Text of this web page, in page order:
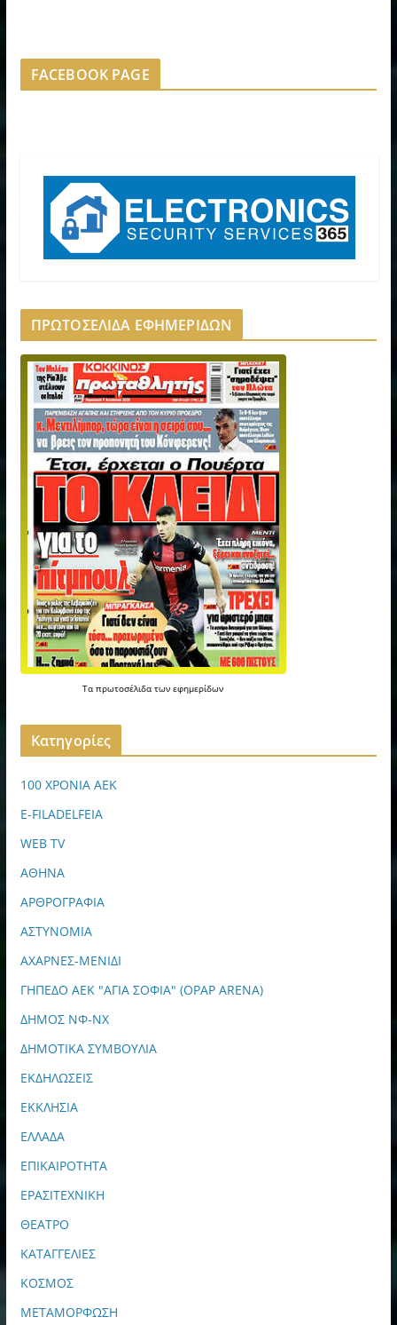
FACEBOOK PAGE
ΠΡΩΤΟΣΕΛΙΔΑ ΕΦΗΜΕΡΙΔΩΝ
Ταπρωτοσέλιδατωνεφημερίδων
Kατηγορίες
100 ΧΡΟΝΙΑ ΑΕΚ
E-FILADELFEIA
WEB TV
ΑΘΗΝΑ
ΑΡΘΡΟΓΡΑΦΙΑ
ΑΣΤΥΝΟΜΙΑ
ΑΧΑΡΝΕΣ-ΜΕΝΙΔΙ
ΓΗΠΕΔΟ ΑΕΚ "ΑΓΙΑ ΣΟΦΙΑ" (OPAP ARENA)
ΔΗΜΟΣ ΝΦ-ΝΧ
ΔΗΜΟΤΙΚΑ ΣΥΜΒΟΥΛΙΑ
ΕΚΔΗΛΩΣΕΙΣ
ΕΚΚΛΗΣΙΑ
ΕΛΛΑΔΑ
ΕΠΙΚΑΙΡΟΤΗΤΑ
ΕΡΑΣΙΤΕΧΝΙΚΗ
ΘΕΑΤΡΟ
ΚΑΤΑΓΓΕΛΙΕΣ
ΚΟΣΜΟΣ
ΜΕΤΑΜΟΡΦΩΣΗ